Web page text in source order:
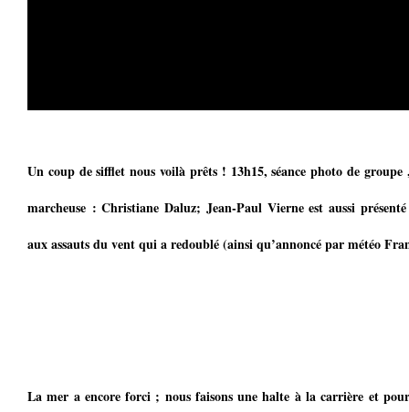
Un coup de sifflet nous voilà prêts ! 13h15, séance photo de
marcheuse : Christiane Daluz; Jean-Paul Vierne est aussi
aux assauts du vent qui a redoublé (ainsi qu’annoncé par météo
La mer a encore forci ; nous faisons une halte à la carrière et